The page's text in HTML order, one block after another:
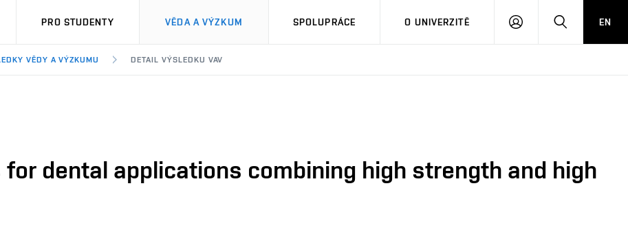
PRO STUDENTY VĚDA A VÝZKUM SPOLUPRÁCE O UNIVERZITĚ
PŘIHLÁSIT HLEDATEN
VĚDY A VÝZKUMU DETAIL VÝSLEDKU VAV
dental applications combining high strength and high